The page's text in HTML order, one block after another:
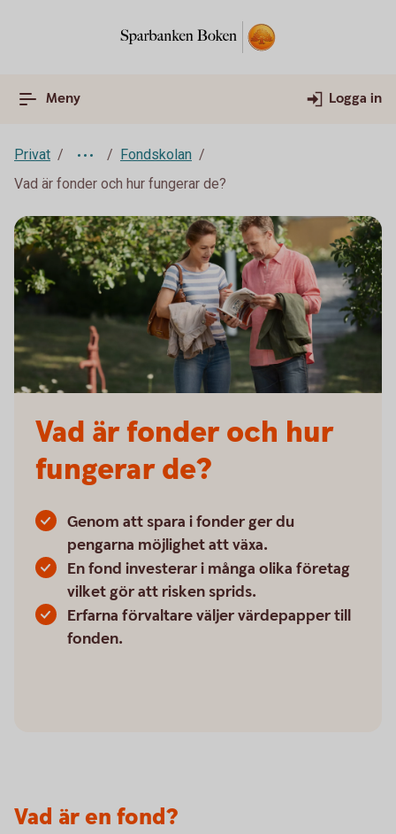
Meny Logga in
Privat
Fondskolan
Vad är fonder och hur fungerar de?
Vad är fonder och hur
fungerar de?
Genom att spara i fonder ger du
pengarna möjlighet att växa.
En fond investerar i många olika företag
vilket gör att risken sprids.
Erfarna förvaltare väljer värdepapper till
fonden.
Vad är en fond?